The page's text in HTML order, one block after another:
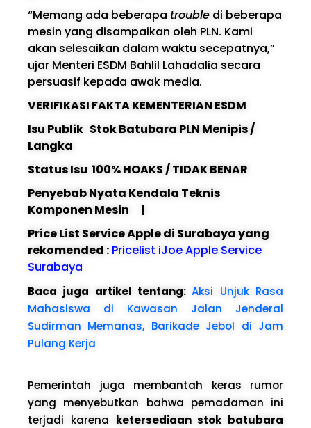
“Memang ada beberapa trouble di beberapa
mesin yang disampaikan oleh PLN. Kami
akan selesaikan dalam waktu secepatnya,”
ujar Menteri ESDM Bahlil Lahadalia secara
persuasif kepada awak media.
VERIFIKASI FAKTA KEMENTERIAN ESDM
Isu Publik Stok Batubara PLN Menipis /
Langka
Status Isu 100% HOAKS / TIDAK BENAR
Penyebab Nyata Kendala Teknis
Komponen Mesin |
Price List Service Apple di Surabaya yang
rekomended : Pricelist iJoe Apple Service
Surabaya
Baca juga artikel tentang:Aksi Unjuk Rasa
Mahasiswa di Kawasan Jalan Jenderal
Sudirman Memanas, Barikade Jebol di Jam
Pulang Kerja
Pemerintah juga membantah keras rumor
yang menyebutkan bahwa pemadaman ini
terjadi karena ketersediaan stok batubara